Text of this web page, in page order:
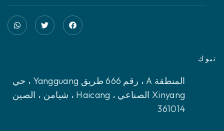
تبوك
المنطقة A ، رقم 666 طريق Yangguang ، حي
Xinyang الصناعي ، Haicang ، شيامن ، الصين
361014